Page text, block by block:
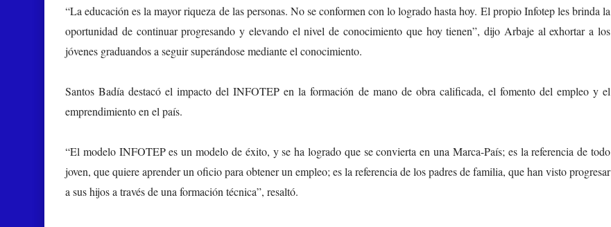
“La educación es la mayor riqueza de las personas. No se conformen con lo logrado hasta hoy. El propio Infotep les brinda la
oportunidad de continuar progresando y elevando el nivel de conocimiento que hoy tienen”, dijo Arbaje al exhortar a los
jóvenes graduandos a seguir superándose mediante el conocimiento.
Santos Badía destacó el impacto del INFOTEP en la formación de mano de obra calificada, el fomento del empleo y el
emprendimiento en el país.
“El modelo INFOTEP es un modelo de éxito, y se ha logrado que se convierta en una Marca-País; es la referencia de todo
joven, que quiere aprender un oficio para obtener un empleo; es la referencia de los padres de familia, que han visto progresar
a sus hijos a través de una formación técnica”, resaltó.